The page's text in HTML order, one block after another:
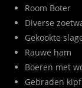
Room Boter
Diverse
Gekookte
Rauwe ham
Boeren met
Gebraden